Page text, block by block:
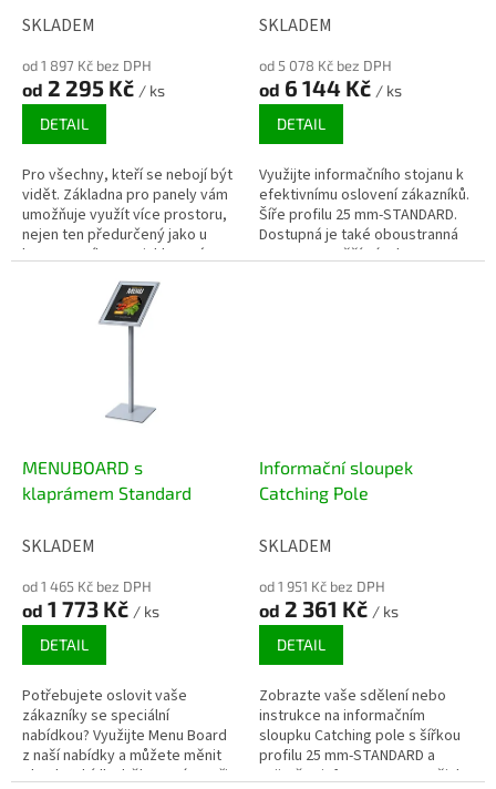
SKLADEM
od 1 897 Kč bez DPH
od 2 295 Kč / ks
DETAIL
Pro všechny, kteří se nebojí být
vidět. Základna pro panely vám
umožňuje využít více prostoru,
nejen ten předurčený jako u
banneru. Díky protiskluzové
SKLADEM
od 5 078 Kč bez DPH
od 6 144 Kč / ks
DETAIL
Využijte informačního stojanu k
efektivnímu oslovení zákazníků.
Šíře profilu 25 mm-STANDARD.
Dostupná je také oboustranná
verze pro vyšší zásah
MENUBOARD s
klaprámem Standard
SKLADEM
od 1 465 Kč bez DPH
od 1 773 Kč / ks
DETAIL
Potřebujete oslovit vaše
zákazníky se speciální
nabídkou? Využijte Menu Board
z naší nabídky a můžete měnit
obsah nabídky během pár vteřin
Informační sloupek
Catching Pole
SKLADEM
od 1 951 Kč bez DPH
od 2 361 Kč / ks
DETAIL
Zobrazte vaše sdělení nebo
instrukce na informačním
sloupku Catching pole s šířkou
profilu 25 mm-STANDARD a
zajistěte informovanost vašich